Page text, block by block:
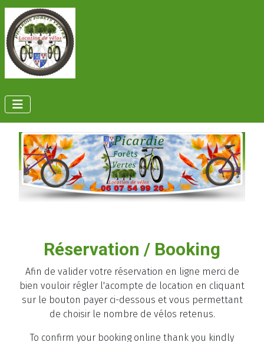
Réservation / Booking
Afin de valider votre réservation en ligne merci de
bien vouloir régler l'acompte de location en cliquant
sur le bouton payer ci-dessous et vous permettant
de choisir le nombre de vélos retenus.
To confirm your booking online thank you kindly